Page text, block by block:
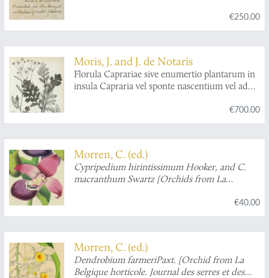
€250.00
Moris, J. and J. de Notaris
Florula Caprariae sive enumertio plantarum in
insula Capraria vel sponte nascentium vel ad
€700.00
Morren, C. (ed.)
Cypripedium hirintissimum Hooker, and C.
macranthumSwartz [Orchids from La
€40.00
Morren, C. (ed.)
Dendrobium farmeriPaxt. [Orchid from La
Belgique horticole. Journal des serres et des